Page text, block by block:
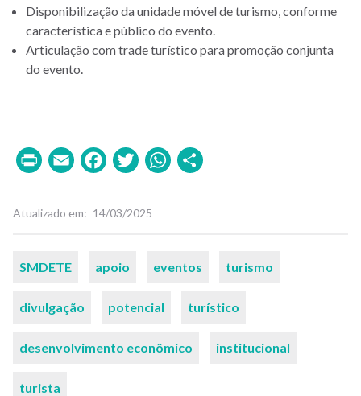
Disponibilização da unidade móvel de turismo, conforme
característica e público do evento.
Articulação com trade turístico para promoção conjunta
do evento.
PrintEmailFacebook
TwitterWhatsApp
Atualizado em 14/03/2025
Palavras-
SMDETE apoio eventos turismo
divulgação potencial turístico
desenvolvimento econômico institucional
turista